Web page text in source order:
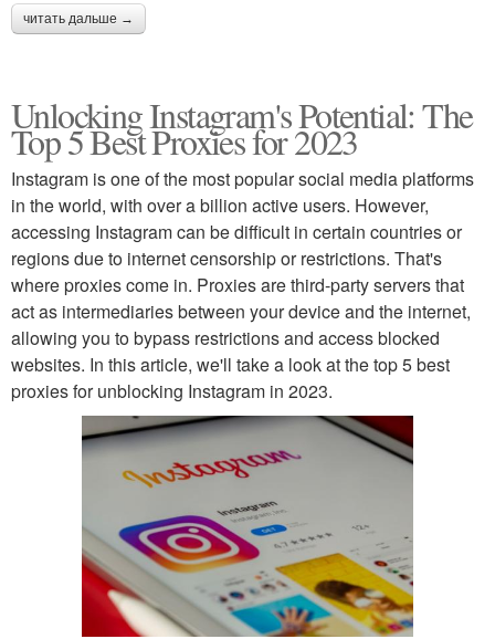
читать дальше →
Unlocking Instagram's Potential: The
Top 5 Best Proxies for 2023
Instagram is one of the most popular social media platforms
in the world, with over a billion active users. However,
accessing Instagram can be difficult in certain countries or
regions due to internet censorship or restrictions. That's
where proxies come in. Proxies are third-party servers that
act as intermediaries between your device and the internet,
allowing you to bypass restrictions and access blocked
websites. In this article, we'll take a look at the top 5 best
proxies for unblocking Instagram in 2023.